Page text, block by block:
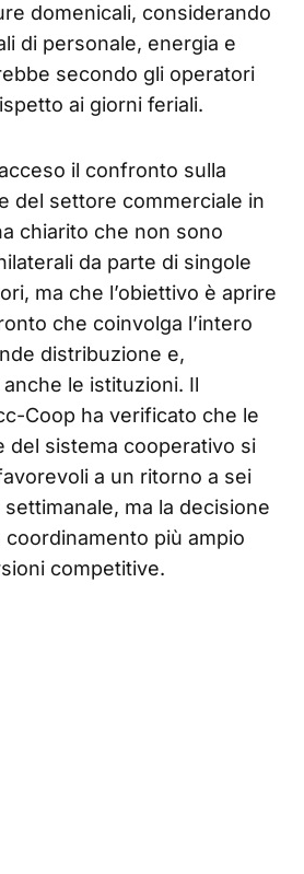
domenicali, considerando
di personale, energia e
secondo gli operatori
ai giorni feriali.
il confronto sulla
del settore commerciale in
chiarito che non sono
da parte di singole
ma che l’obiettivo è aprire
che coinvolga l’intero
distribuzione e,
le istituzioni. Il
Coop ha verificato che le
del sistema cooperativo si
a un ritorno a sei
ma la decisione
più ampio
competitive.